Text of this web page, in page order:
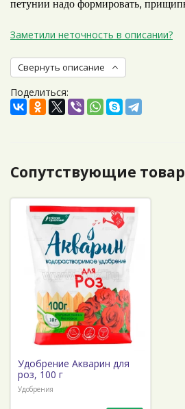
Заметили неточность в описании?
Свернуть описание
Поделиться:
Сопутствующие
Удобрение Акварин для
роз, 100 г
Удобрения